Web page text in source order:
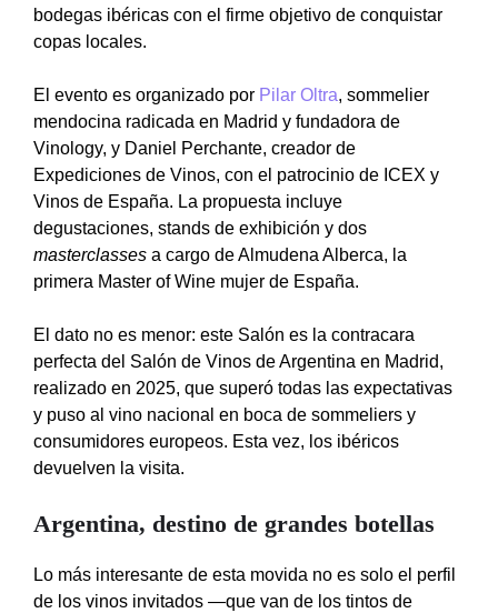
bodegas ibéricas con el firme objetivo de conquistar
copas locales.
El evento es organizado por Pilar Oltra, sommelier
mendocina radicada en Madrid y fundadora de
Vinology, y Daniel Perchante, creador de
Expediciones de Vinos, con el patrocinio de ICEX y
Vinos de España. La propuesta incluye
degustaciones, stands de exhibición y dos
masterclasses a cargo de Almudena Alberca, la
primera Master of Wine mujer de España.
El dato no es menor: este Salón es la contracara
perfecta del Salón de Vinos de Argentina en Madrid,
realizado en 2025, que superó todas las expectativas
y puso al vino nacional en boca de sommeliers y
consumidores europeos. Esta vez, los ibéricos
devuelven la visita.
Argentina, destino de grandes botellas
Lo más interesante de esta movida no es solo el perfil
de los vinos invitados —que van de los tintos de